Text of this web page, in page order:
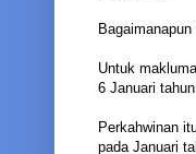
Untuk
6 Januari
Perkahwinan
pada Januari